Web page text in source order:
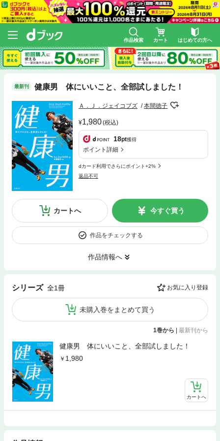
作品検索 カート はじめての方へ
最新刊 健康男 体にいいこと、全部試しました！
Ａ．Ｊ．ジェイコブズ 本間徳子
1,980(税込)
18pt獲得
ポイント詳細
dカード利用でさらにポイント+2%
返品不可
カートへ 今すぐ買う
作品をチェックする
作品情報へ
シリーズ 全1冊 お気に入り登録
未購入巻をまとめて買う
1巻から | 最新刊から
健康男 体にいいこと、全部試しました！
1,980
カートへ